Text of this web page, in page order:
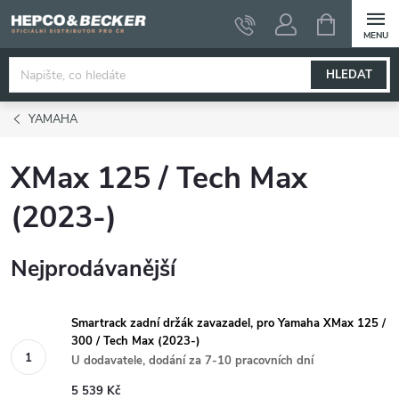
na
obsah
HLEDAT
NÁKUPNÍ
KOŠÍK
YAMAHA
XMax 125 / Tech Max
(2023-)
Nejprodávanější
Smartrack zadní držák zavazadel, pro Yamaha XMax 125 /
300 / Tech Max (2023-)
U dodavatele, dodání za 7-10 pracovních dní
5 539 Kč